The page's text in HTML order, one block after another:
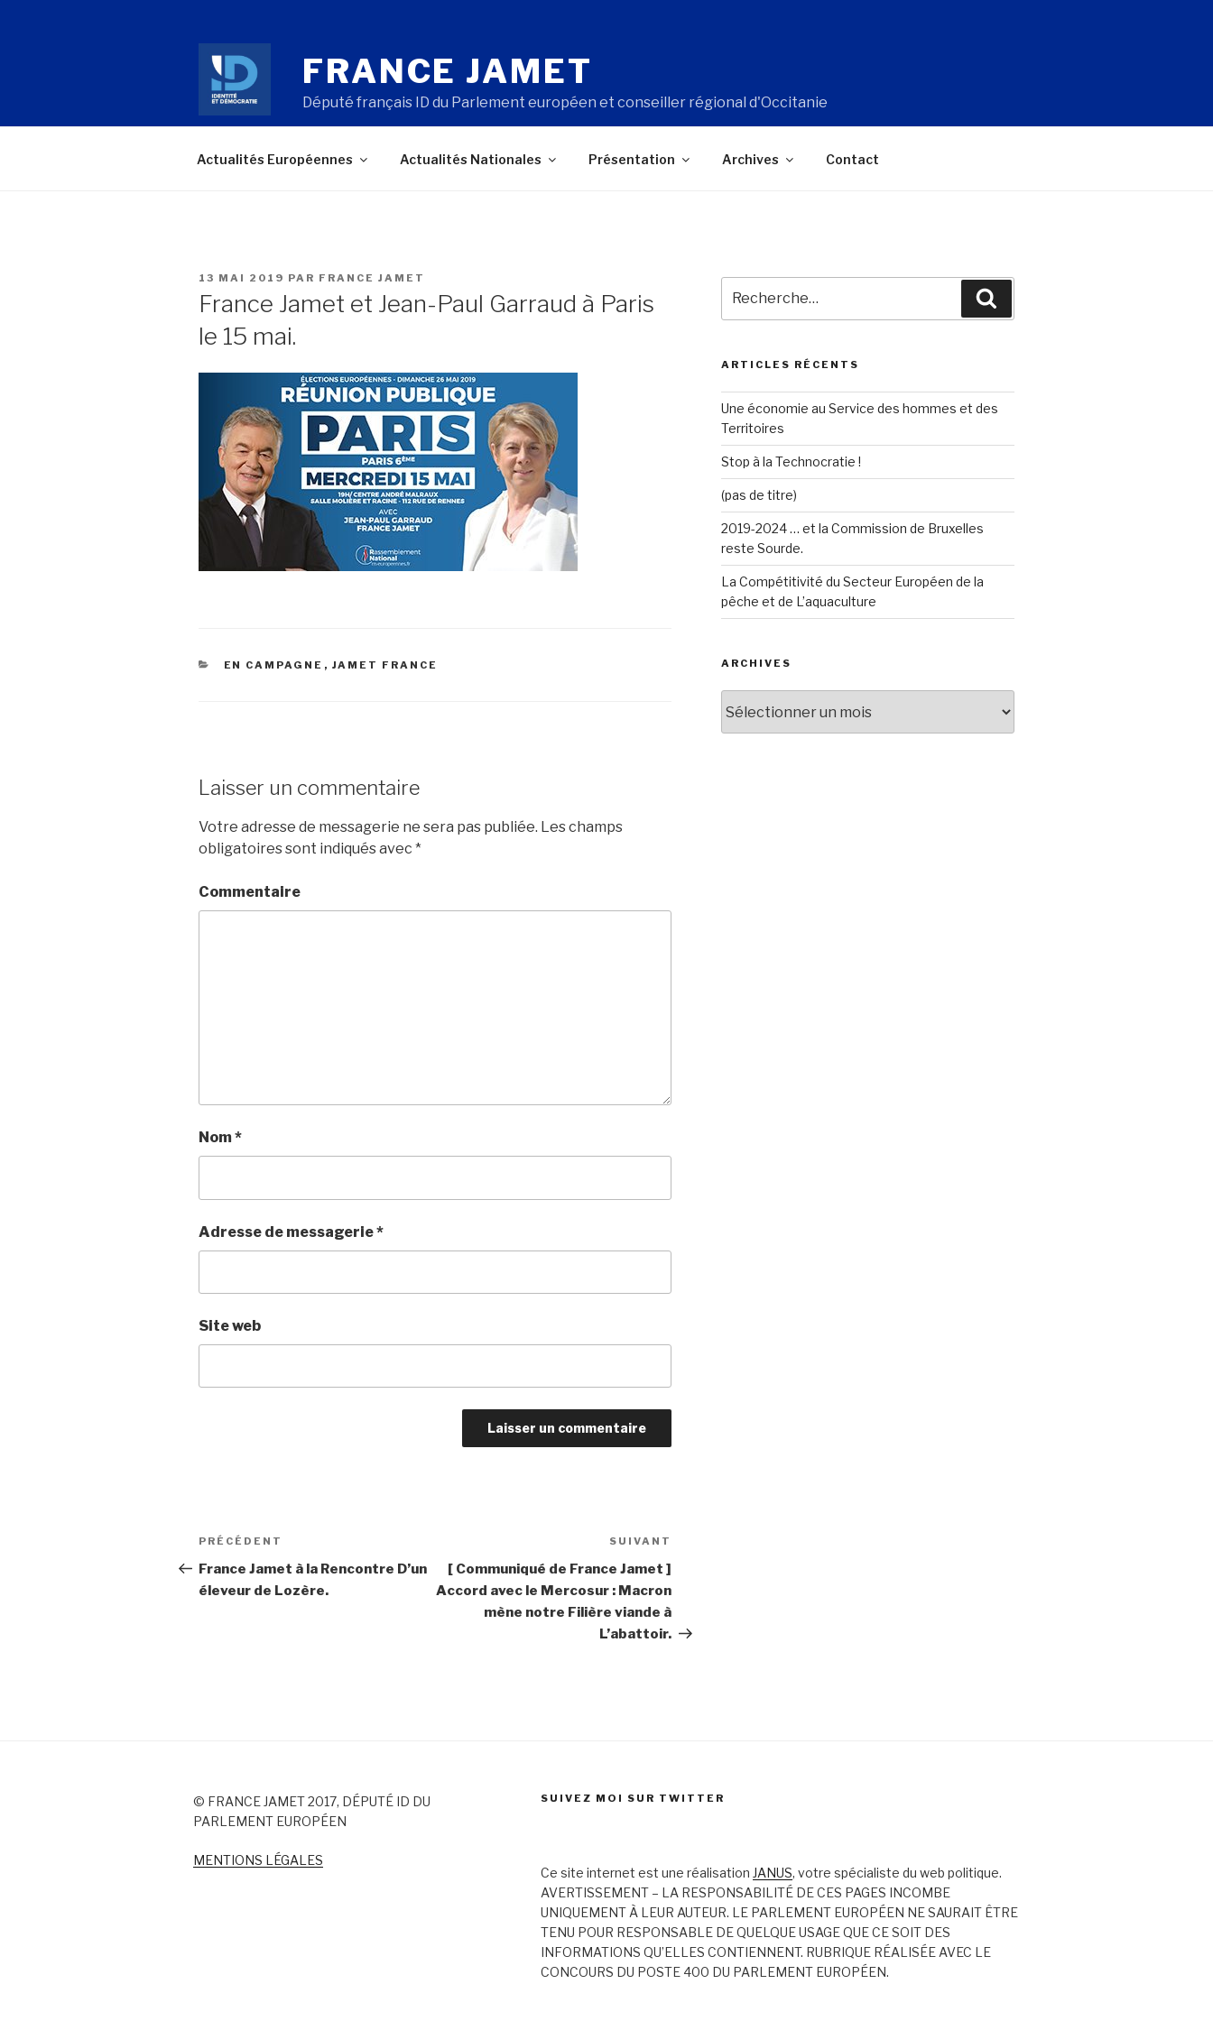
FRANCE JAMET
Député français ID du Parlement européen et conseiller régional d'Occitanie
Actualités Européennes Actualités Nationales Présentation Archives Contact
PUBLIÉ
LE
13 MAI 2019 PAR FRANCE JAMET
France Jamet et Jean-Paul Garraud à Paris
le 15 mai.
CATÉGORIES
EN CAMPAGNE , JAMET FRANCE
Laisser un commentaire
Votre adresse de messagerie ne sera pas publiée. Les champs
obligatoires sont indiqués avec *
Commentaire
Nom*
Adresse de messagerie*
Site web
Navigation
de
l’article
Article
précédent
PRÉCÉDENT
France Jamet à la Rencontre D’un
éleveur de Lozère.
SUIVANT
[ Communiqué de France Jamet ]
Accord avec le Mercosur : Macron
mène notre Filière viande à
L’abattoir.
pour
ARTICLES RÉCENTS
Une économie au Service des hommes et des
Territoires
Stop à la Technocratie !
(pas de titre)
2019-2024 … et la Commission de Bruxelles
reste Sourde.
La Compétitivité du Secteur Européen de la
pêche et de L’aquaculture
ARCHIVES
© FRANCE JAMET 2017, DÉPUTÉ ID DU
PARLEMENT EUROPÉEN
MENTIONS LÉGALES
SUIVEZ MOI SUR TWITTER
Ce site internet est une réalisation JANUS, votre spécialiste du web politique.
AVERTISSEMENT – LA RESPONSABILITÉ DE CES PAGES INCOMBE
UNIQUEMENT À LEUR AUTEUR. LE PARLEMENT EUROPÉEN NE SAURAIT ÊTRE
TENU POUR RESPONSABLE DE QUELQUE USAGE QUE CE SOIT DES
INFORMATIONS QU’ELLES CONTIENNENT. RUBRIQUE RÉALISÉE AVEC LE
CONCOURS DU POSTE 400 DU PARLEMENT EUROPÉEN.